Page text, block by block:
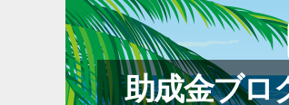
助成金ブロ